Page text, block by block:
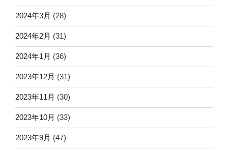
2024年3月 (28)
2024年2月 (31)
2024年1月 (36)
2023年12月 (31)
2023年11月 (30)
2023年10月 (33)
2023年9月 (47)